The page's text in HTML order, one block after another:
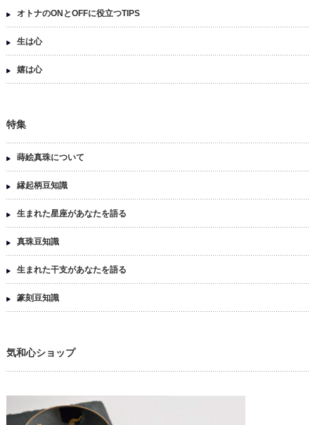
オトナのONとOFFに役立つTIPS
生は心
嬉は心
特集
蒔絵真珠について
縁起柄豆知識
生まれた星座があなたを語る
真珠豆知識
生まれた干支があなたを語る
篆刻豆知識
気和心ショップ